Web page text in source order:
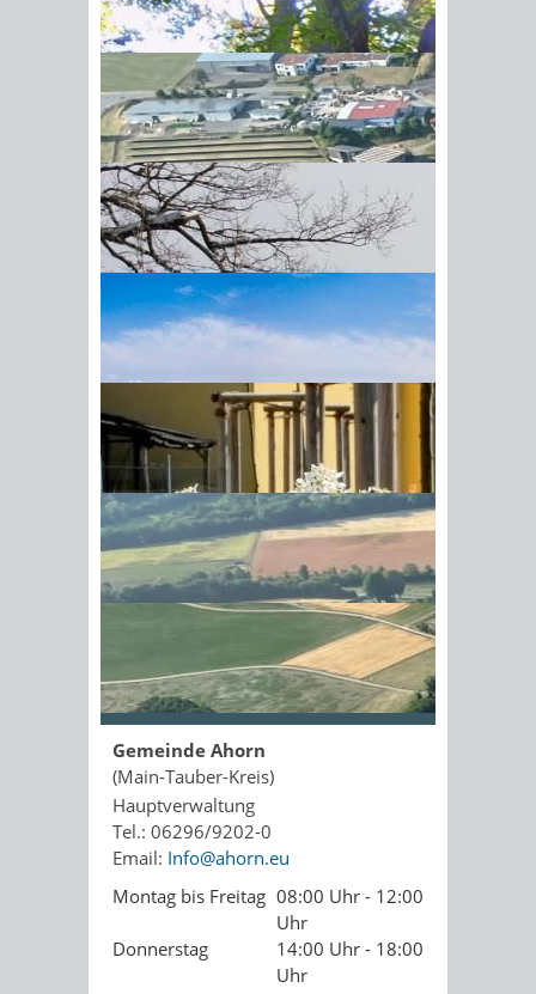
BIick vom Galgenberg auf
Hohenstadt
Sonnenschein am Morgen im
Ahornwald
Mit diesem Kommentar
Ihr Name
Ihre E-Mail-Adresse*
akzeptiere dieDatenschutz­
erklärung
Kopie an Absender
Seite drucken
PDF drucken
Öffnungszeiten
Gemeinde Ahorn
(Main-Tauber-Kreis)
Hauptverwaltung
Tel.: 06296/9202-0
Email: Info@ahorn.eu
Montag bis Freitag 08:00 Uhr - 12:00
Uhr
Donnerstag
14:00 Uhr - 18:00
Uhr